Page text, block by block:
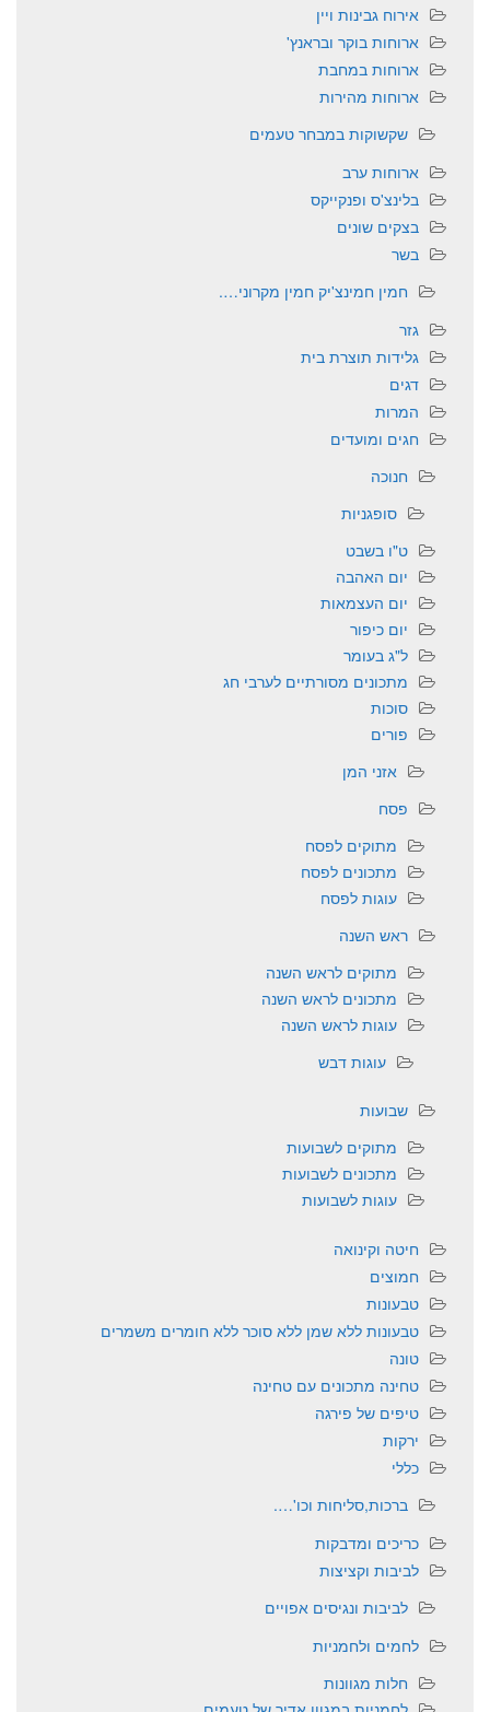
אירוח גבינות ויין
ארוחות בוקר ובראנץ'
ארוחות במחבת
ארוחות מהירות
שקשוקות במבחר טעמים
ארוחות ערב
בלינצ'ס ופנקייקס
בצקים שונים
בשר
חמין חמינצ'יק חמין מקרוני….
גזר
גלידות תוצרת בית
דגים
המרות
חגים ומועדים
חנוכה
סופגניות
ט"ו בשבט
יום האהבה
יום העצמאות
יום כיפור
ל"ג בעומר
מתכונים מסורתיים לערבי חג
סוכות
פורים
אזני המן
פסח
מתוקים לפסח
מתכונים לפסח
עוגות לפסח
ראש השנה
מתוקים לראש השנה
מתכונים לראש השנה
עוגות לראש השנה
עוגות דבש
שבועות
מתוקים לשבועות
מתכונים לשבועות
עוגות לשבועות
חיטה וקינואה
חמוצים
טבעונות
טבעונות ללא שמן ללא סוכר ללא חומרים משמרים
טונה
טחינה מתכונים עם טחינה
טיפים של פירגה
ירקות
כללי
ברכות,סליחות וכו'….
כריכים ומדבקות
לביבות וקציצות
לביבות ונגיסים אפויים
לחמים ולחמניות
חלות מגוונות